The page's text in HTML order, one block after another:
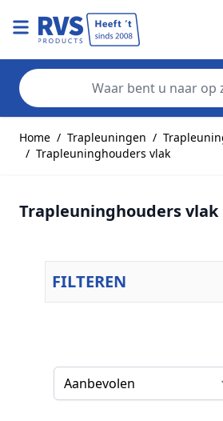
Home / Trapleuningen /
/ Trapleuninghouders vlak
Trapleuninghouders vlak
FILTEREN